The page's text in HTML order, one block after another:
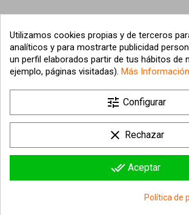
Información sobre la tienda
Utilizamos cookies propias y de terceros
analíticos y para mostrarte publicidad
un perfil elaborados partir de tus hábitos de
ejemplo, páginas visitadas). Más Información
tune Configurar
clear Rechazar
done_all Aceptar
Política de